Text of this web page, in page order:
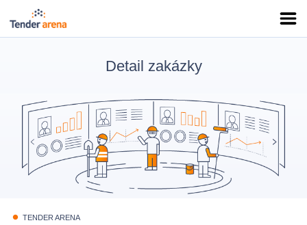
Detail zakázky
fiber_manual_record TENDER ARENA